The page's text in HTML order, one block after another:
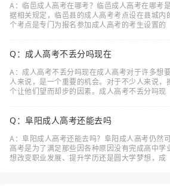
A：临邑成人高考在哪考？临邑成人高考在哪考
据相关规定，临邑县的成人高考考点设在县城内
个考点是专门为报名参加成人高考的考生设置的
Q：成人高考不丢分吗现在
A：成人高考不丢分吗现在成人高考对于许多想
人来说，是一个重要的机会。对于不少人来说，
个让他们望而却步的因素。成人高考不丢分吗现
Q：阜阳成人高考还能去吗
A：阜阳成人高考还能去吗？阜阳成人高考仍然
高考是为了满足那些因各种原因没有完成高中学
想改变职业发展、提升学历还是圆大学梦想，成